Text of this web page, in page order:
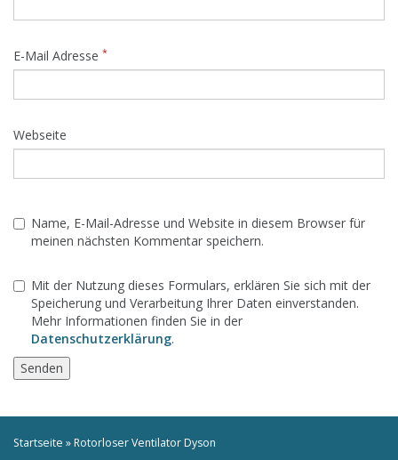
E-Mail Adresse *
Webseite
Name, E-Mail-Adresse und Website in diesem Browser für
meinen nächsten Kommentar speichern.
Mit der Nutzung dieses Formulars, erklären Sie sich mit der
Speicherung und Verarbeitung Ihrer Daten einverstanden.
Mehr Informationen finden Sie in der
Datenschutzerklärung.
Startseite »Rotorloser Ventilator Dyson